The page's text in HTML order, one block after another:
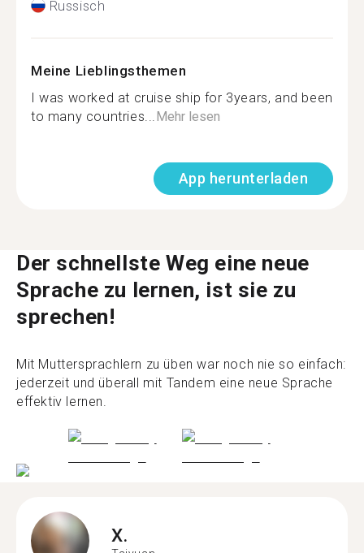
Russisch
Meine Lieblingsthemen
I was worked at cruise ship for 3years, and been
to many countries... Mehr lesen
App herunterladen
Der schnellste Weg eine neue
Sprache zu lernen, ist sie zu
sprechen!
Mit Muttersprachlern zu üben war noch nie so einfach:
jederzeit und überall mit Tandem eine neue Sprache
effektiv lernen.
X.